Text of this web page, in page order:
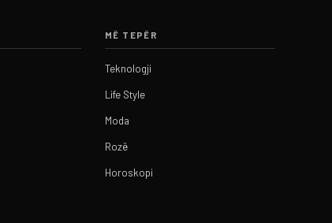
MË TEPËR
Teknologji
Life Style
Moda
Rozë
Horoskopi